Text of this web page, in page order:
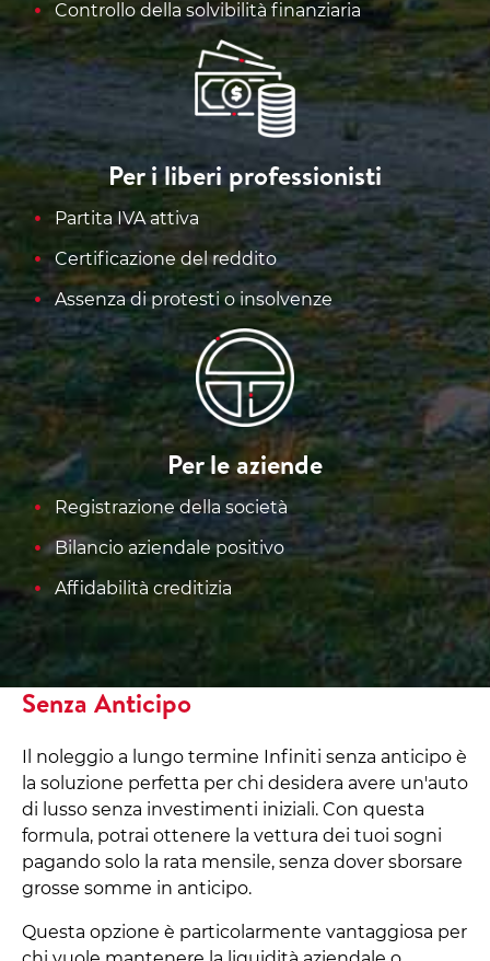
Controllo della solvibilità finanziaria
Per i liberi professionisti
Partita IVA attiva
Certificazione del reddito
Assenza di protesti o insolvenze
Per le aziende
Registrazione della società
Bilancio aziendale positivo
Affidabilità creditizia
Senza Anticipo
Il noleggio a lungo termine Infiniti senza anticipo è
la soluzione perfetta per chi desidera avere un'auto
di lusso senza investimenti iniziali. Con questa
formula, potrai ottenere la vettura dei tuoi sogni
pagando solo la rata mensile, senza dover sborsare
grosse somme in anticipo.
Questa opzione è particolarmente vantaggiosa per